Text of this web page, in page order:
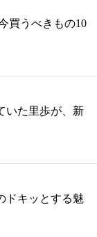
買うべきもの10
いた里歩が、新
ドキッとする魅